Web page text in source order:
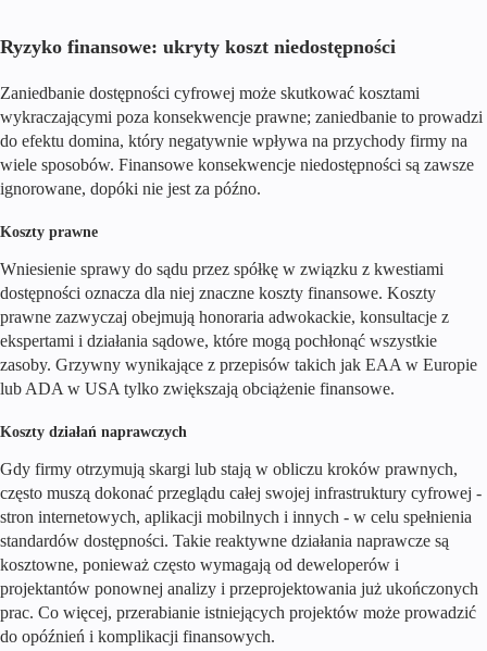
Ryzyko finansowe: ukryty koszt niedostępności
Zaniedbanie dostępności cyfrowej może skutkować kosztami
wykraczającymi poza konsekwencje prawne; zaniedbanie to prowadzi
do efektu domina, który negatywnie wpływa na przychody firmy na
wiele sposobów. Finansowe konsekwencje niedostępności są zawsze
ignorowane, dopóki nie jest za późno.
Koszty prawne
Wniesienie sprawy do sądu przez spółkę w związku z kwestiami
dostępności oznacza dla niej znaczne koszty finansowe. Koszty
prawne zazwyczaj obejmują honoraria adwokackie, konsultacje z
ekspertami i działania sądowe, które mogą pochłonąć wszystkie
zasoby. Grzywny wynikające z przepisów takich jak EAA w Europie
lub ADA w USA tylko zwiększają obciążenie finansowe.
Koszty działań naprawczych
Gdy firmy otrzymują skargi lub stają w obliczu kroków prawnych,
często muszą dokonać przeglądu całej swojej infrastruktury cyfrowej -
stron internetowych, aplikacji mobilnych i innych - w celu spełnienia
standardów dostępności. Takie reaktywne działania naprawcze są
kosztowne, ponieważ często wymagają od deweloperów i
projektantów ponownej analizy i przeprojektowania już ukończonych
prac. Co więcej, przerabianie istniejących projektów może prowadzić
do opóźnień i komplikacji finansowych.